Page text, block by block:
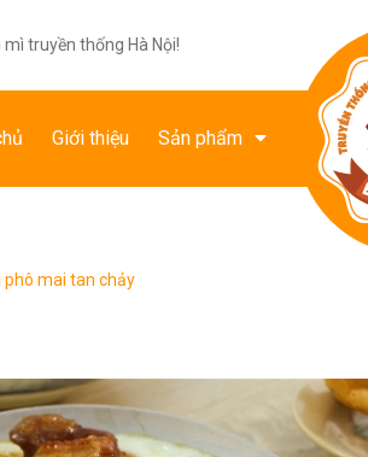
truyền thống Hà Nội!
Giới thiệu Sản phẩm
phô mai tan chảy